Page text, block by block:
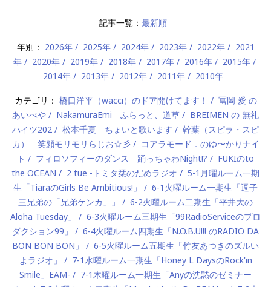
記事一覧： 最新順
年別： 2026年 2025年 2024年 2023年 2022年
2021
年
2020年 2019年 2018年 2017年 2016年
2015年
2014年
2013年 2012年 2011年 2010年
カテゴリ： 橋口洋平（wacci）のドア開けてます！
冨岡 愛 の
あいべや
NakamuraEmi ふらっと、道草
BREIMEN の 無礼
ハイツ202
松本千夏 ちょいと歌います
幹葉（スピラ・スピ
カ） 笑顔モリモリらじお☆彡
コアラモード．のゆ〜かりナイ
ト
フィロソフィーのダンス 踊っちゃわNight!?
FUKIのto
the OCEAN
2 tue -トミタ栞のだめラジオ
5-1月曜ルーム一期
生「TiaraのGirls Be Ambitious!」
6-1火曜ルーム一期生「逗子
三兄弟の「兄弟ケンカ」」
6-2火曜ルーム二期生「平井大の
Aloha Tuesday」
6-3火曜ルーム三期生「99RadioServiceのプロ
ダクション99」
6-4火曜ルーム四期生「N.O.B.U!!! のRADIO DA
BON BON BON」
6-5火曜ルーム五期生「竹友あつきのズルい
よラジオ」
7-1水曜ルーム一期生「Honey L DaysのRock'in
Smile」EAM-
7-1木曜ルーム一期生「Anyの沈黙のゼミナー